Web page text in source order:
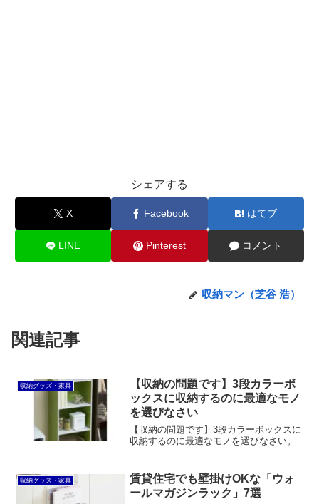
シェアする
X Facebook はてブ
LINE Pinterest コメント
収納マン（芝谷 浩）
関連記事
収納グッズ・家具
【収納の問題です】3段カラーボ
ックスに収納するのに最適なモノ
を選びなさい
【収納の問題です】3段カラーボックスに
収納するのに最適なモノを選びなさい。
収納グッズ・家具
賃貸住宅でも壁掛けOKな「ウォ
ールマガジンラック」7選